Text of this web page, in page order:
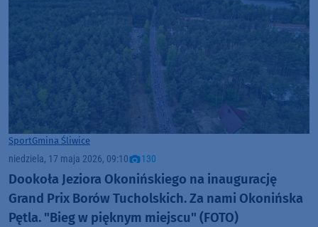
SportGmina Śliwice
niedziela, 17 maja 2026, 09:10 130
Dookoła Jeziora Okonińskiego na inaugurację
Grand Prix Borów Tucholskich. Za nami Okonińska
Pętla. "Bieg w pięknym miejscu" (FOTO)